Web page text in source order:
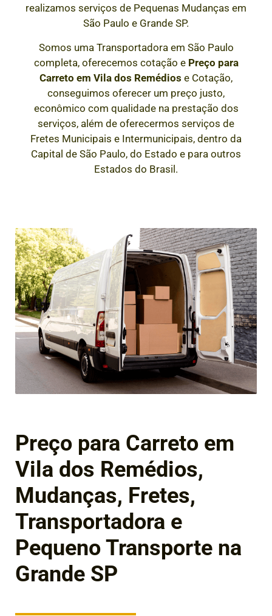
realizamos serviços de Pequenas Mudanças em
São Paulo e Grande SP.
Somos uma Transportadora em São Paulo
completa, oferecemos cotação e Preço para
Carreto em Vila dos Remédios e Cotação,
conseguimos oferecer um preço justo,
econômico com qualidade na prestação dos
serviços, além de oferecermos serviços de
Fretes Municipais e Intermunicipais, dentro da
Capital de São Paulo, do Estado e para outros
Estados do Brasil.
Preço para Carreto em
Vila dos Remédios,
Mudanças, Fretes,
Transportadora e
Pequeno Transporte na
Grande SP